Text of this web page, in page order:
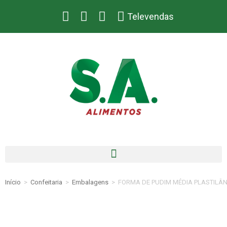
Televendas
Início > Confeitaria > Embalagens > FORMA DE PUDIM MÉDIA